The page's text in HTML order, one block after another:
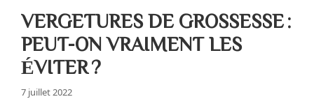
VERGETURES DE GROSSESSE :
PEUT-ON VRAIMENT LES
ÉVITER ?
7 juillet 2022